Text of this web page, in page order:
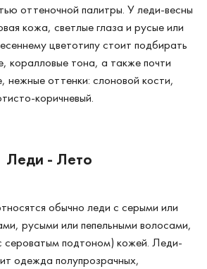
оттеночной палитры. У леди-весны
кожа, светлые глаза и русые или
цветотипу стоит подбирать
коралловые тона, а также почти
нежные оттенки: слоновой кости,
коричневый.
Леди - Лето
обычно леди с серыми или
русыми или пепельными волосами,
сероватым подтоном) кожей. Леди-
одежда полупрозрачных,